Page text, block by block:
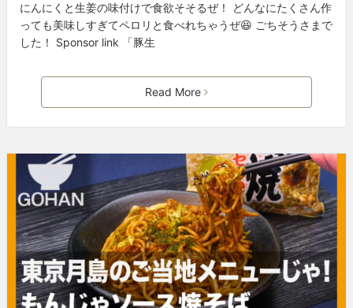
にんにくと生姜の味付けで食欲そそるぜ！ どんなにたくさん作
っても美味しすぎてペロリと食べれちゃうぜ😆 ごちそうさまで
した！ Sponsor link 「豚生
Read More